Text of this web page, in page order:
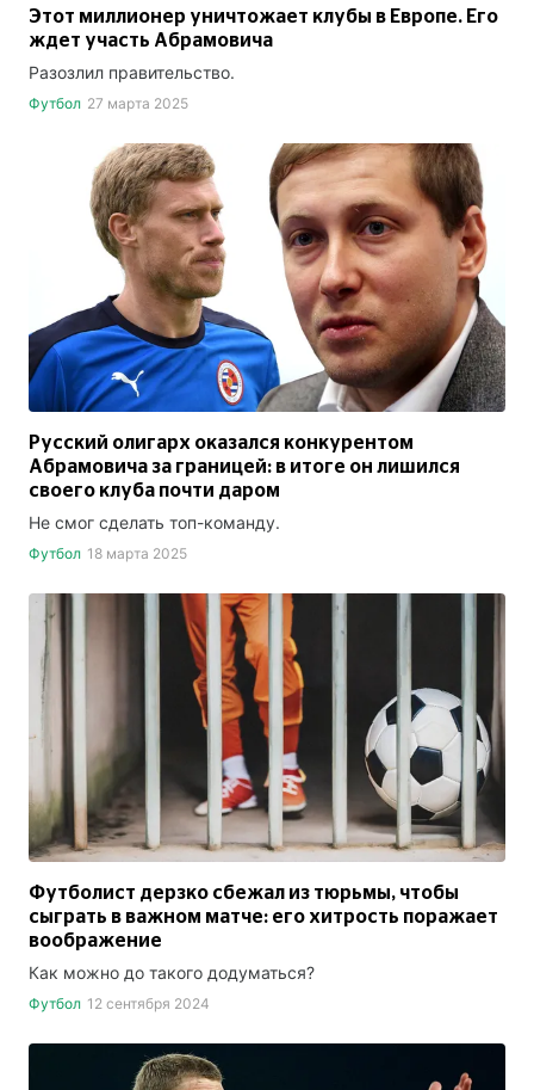
Этот миллионер уничтожает клубы в Европе. Его
ждет участь Абрамовича
Разозлил правительство.
Футбол 27 марта 2025
Русский олигарх оказался конкурентом
Абрамовича за границей: в итоге он лишился
своего клуба почти даром
Не смог сделать топ-команду.
Футбол 18 марта 2025
Футболист дерзко сбежал из тюрьмы, чтобы
сыграть в важном матче: его хитрость поражает
воображение
Как можно до такого додуматься?
Футбол 12 сентября 2024